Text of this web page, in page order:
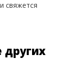
свяжется